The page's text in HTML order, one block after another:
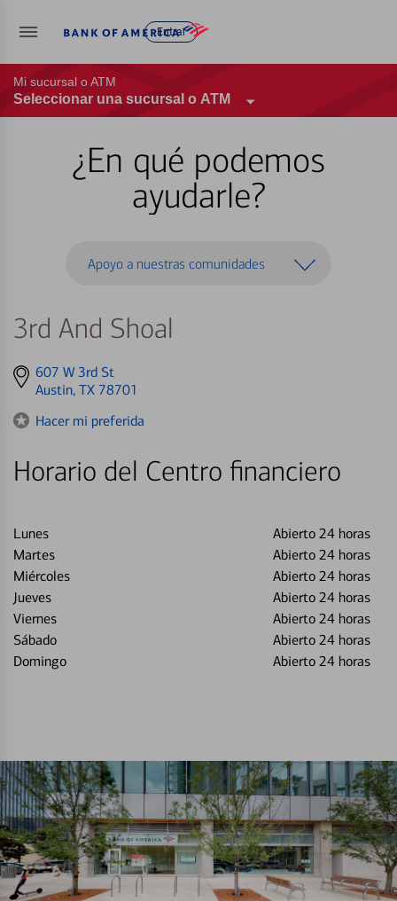
Entrar
Mi sucursal o ATM
Seleccionar una sucursal o ATM
¿En qué podemos
ayudarle?
Apoyo a nuestras comunidades
3rd And Shoal
Get
directions
607 W 3rd St
Austin, TX 78701
Hacer mi preferida
Horario del Centro financiero
Lunes
Abierto 24 horas
Martes
Abierto 24 horas
Miércoles
Abierto 24 horas
Jueves
Abierto 24 horas
Viernes
Abierto 24 horas
Sábado
Abierto 24 horas
Domingo
Abierto 24 horas